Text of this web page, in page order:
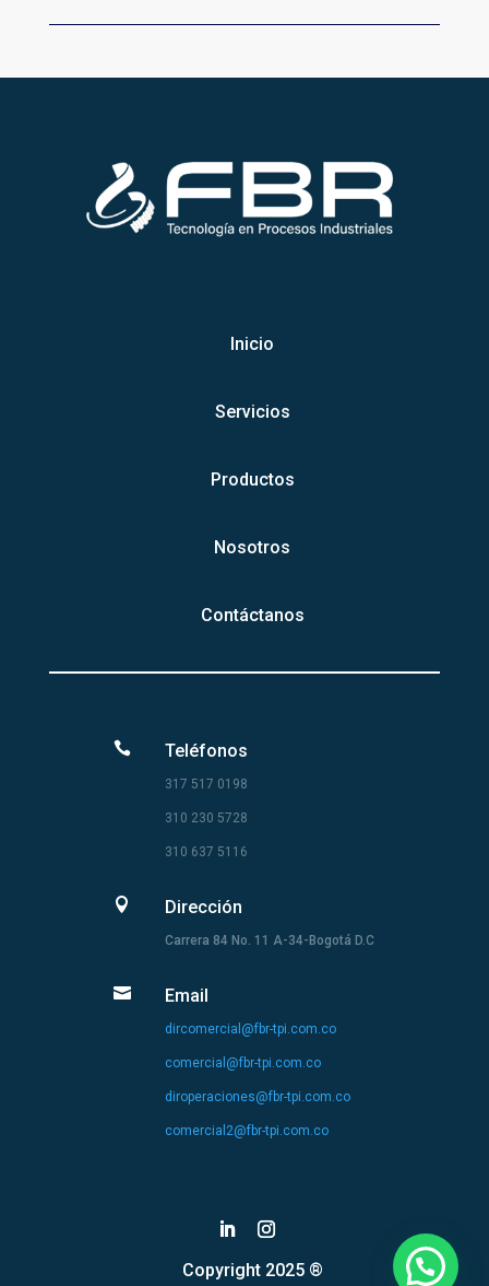
Inicio
Servicios
Productos
Nosotros
Contáctanos
 Teléfonos
317 517 0198
310 230 5728
310 637 5116
 Dirección
Carrera 84 No. 11 A-34-Bogotá D.C
 Email
dircomercial@fbr-tpi.com.co
comercial@fbr-tpi.com.co
diroperaciones@fbr-tpi.com.co
comercial2@fbr-tpi.com.co
Copyright 2025 ®